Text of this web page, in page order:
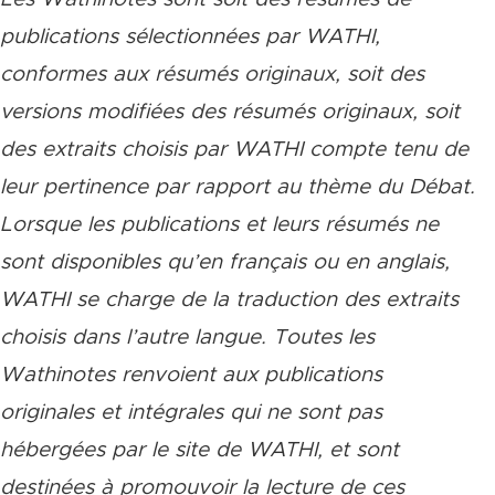
publications sélectionnées par WATHI,
conformes aux résumés originaux, soit des
versions modifiées des résumés originaux, soit
des extraits choisis par WATHI compte tenu de
leur pertinence par rapport au thème du Débat.
Lorsque les publications et leurs résumés ne
sont disponibles qu’en français ou en anglais,
WATHI se charge de la traduction des extraits
choisis dans l’autre langue. Toutes les
Wathinotes renvoient aux publications
originales et intégrales qui ne sont pas
hébergées par le site de WATHI, et sont
destinées à promouvoir la lecture de ces